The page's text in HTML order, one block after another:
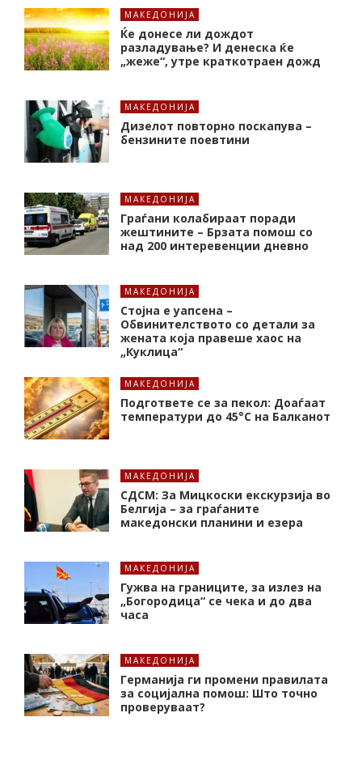
МАКЕДОНИЈА
Ќе донесе ли дождот
разладување? И денеска ќе
„жеже“, утре краткотраен дожд
МАКЕДОНИЈА
Дизелот повторно поскапува –
бензините поевтини
МАКЕДОНИЈА
Граѓани колабираат поради
жештините – Брзата помош со
над 200 интеревенции дневно
МАКЕДОНИЈА
Стојна е уапсена –
Обвинителството со детали за
жената која правеше хаос на
„Куклица“
МАКЕДОНИЈА
Подгответе се за пекол: Доаѓаат
температури до 45°C на Балканот
МАКЕДОНИЈА
СДСМ: За Мицкоски екскурзија во
Белгија – за граѓаните
македонски планини и езера
МАКЕДОНИЈА
Гужва на границите, за излез на
„Богородица“ се чека и до два
часа
МАКЕДОНИЈА
Германија ги промени правилата
за социјална помош: Што точно
проверуваат?